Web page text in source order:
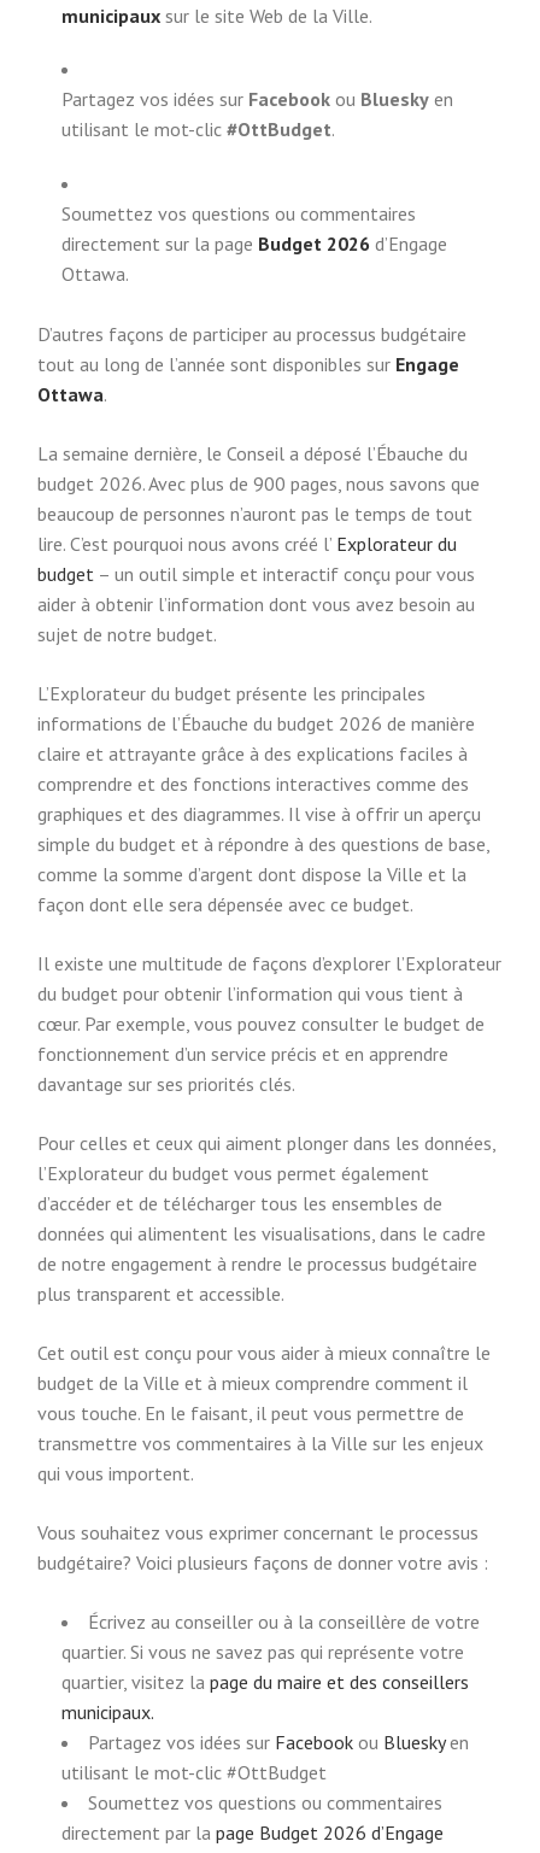
municipaux sur le site Web de la Ville.
Partagez vos idées sur Facebook ou Bluesky en
utilisant le mot-clic #OttBudget.
Soumettez vos questions ou commentaires
directement sur la page Budget 2026 d’Engage
Ottawa.
D’autres façons de participer au processus budgétaire
tout au long de l’année sont disponibles sur Engage
Ottawa.
La semaine dernière, le Conseil a déposé l’Ébauche du
budget 2026. Avec plus de 900 pages, nous savons que
beaucoup de personnes n’auront pas le temps de tout
lire. C’est pourquoi nous avons créé l’ Explorateur du
budget – un outil simple et interactif conçu pour vous
aider à obtenir l’information dont vous avez besoin au
sujet de notre budget.
L’Explorateur du budget présente les principales
informations de l’Ébauche du budget 2026 de manière
claire et attrayante grâce à des explications faciles à
comprendre et des fonctions interactives comme des
graphiques et des diagrammes. Il vise à offrir un aperçu
simple du budget et à répondre à des questions de base,
comme la somme d’argent dont dispose la Ville et la
façon dont elle sera dépensée avec ce budget.
Il existe une multitude de façons d’explorer l’Explorateur
du budget pour obtenir l’information qui vous tient à
cœur. Par exemple, vous pouvez consulter le budget de
fonctionnement d’un service précis et en apprendre
davantage sur ses priorités clés.
Pour celles et ceux qui aiment plonger dans les données,
l’Explorateur du budget vous permet également
d’accéder et de télécharger tous les ensembles de
données qui alimentent les visualisations, dans le cadre
de notre engagement à rendre le processus budgétaire
plus transparent et accessible.
Cet outil est conçu pour vous aider à mieux connaître le
budget de la Ville et à mieux comprendre comment il
vous touche. En le faisant, il peut vous permettre de
transmettre vos commentaires à la Ville sur les enjeux
qui vous importent.
Vous souhaitez vous exprimer concernant le processus
budgétaire? Voici plusieurs façons de donner votre avis :
Écrivez au conseiller ou à la conseillère de votre
quartier. Si vous ne savez pas qui représente votre
quartier, visitez la page du maire et des conseillers
municipaux.
Partagez vos idées sur Facebook ou Blueskyen
utilisant le mot-clic #OttBudget
Soumettez vos questions ou commentaires
directement par la page Budget 2026 d’Engage